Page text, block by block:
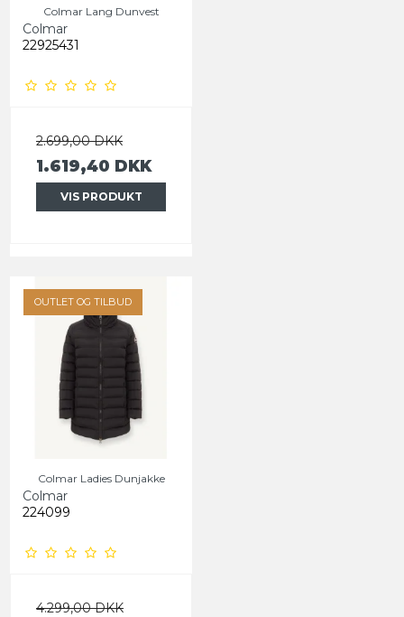
Colmar Lang Dunvest
Colmar
22925431
2.699,00 DKK
1.619,40 DKK
VIS PRODUKT
OUTLET OG TILBUD
Colmar Ladies Dunjakke
Colmar
224099
4.299,00 DKK